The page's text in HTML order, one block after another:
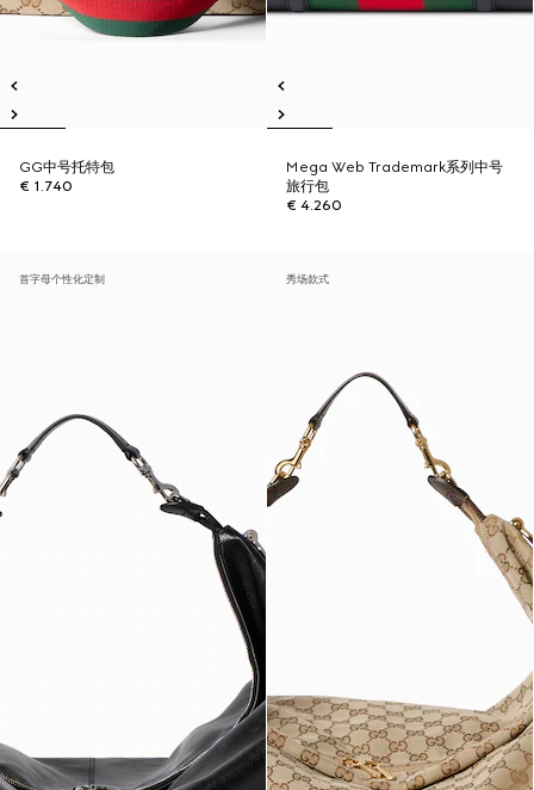
GG中号托特包
€ 1.740
Mega Web Trademark系列中号
旅行包
€ 4.260
首字母个性化定制 秀场款式